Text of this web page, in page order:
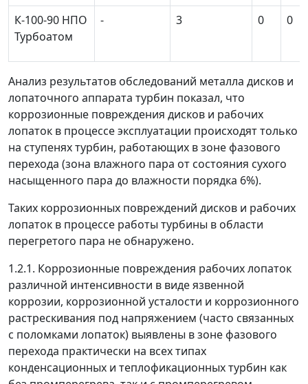
К-100-90 НПО
Турбоатом
- 3 0 0
Анализ результатов обследований металла дисков и
лопаточного аппарата турбин показал, что
коррозионные повреждения дисков и рабочих
лопаток в процессе эксплуатации происходят только
на ступенях турбин, работающих в зоне фазового
перехода (зона влажного пара от состояния сухого
насыщенного пара до влажности порядка 6%).
Таких коррозионных повреждений дисков и рабочих
лопаток в процессе работы турбины в области
перегретого пара не обнаружено.
1.2.1. Коррозионные повреждения рабочих лопаток
различной интенсивности в виде язвенной
коррозии, коррозионной усталости и коррозионного
растрескивания под напряжением (часто связанных
с поломками лопаток) выявлены в зоне фазового
перехода практически на всех типах
конденсационных и теплофикационных турбин как